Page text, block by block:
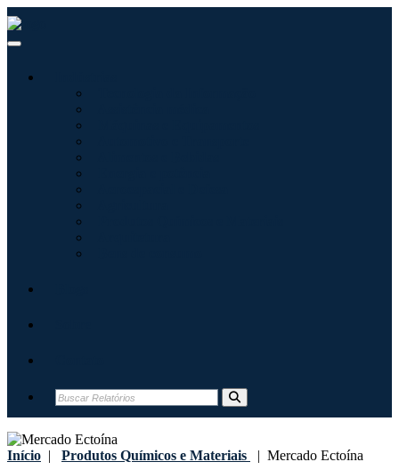
Início | Produtos Químicos e Materiais | Mercado Ectoína